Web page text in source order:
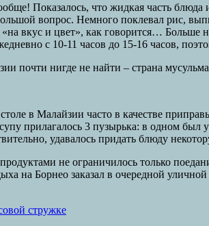
Показалось, что жидкая часть
вопрос. Немного поклевал рис,
вкус и цвет», как говорится… Больше
с 10-11 часов до 15-16 часов,
почти нигде не найти – страна
в Малайзии часто в качестве
прилагалось 3 пузырька: в одном был
удавалось придать блюду
не ограничилось только
на Борнео заказал в очередной